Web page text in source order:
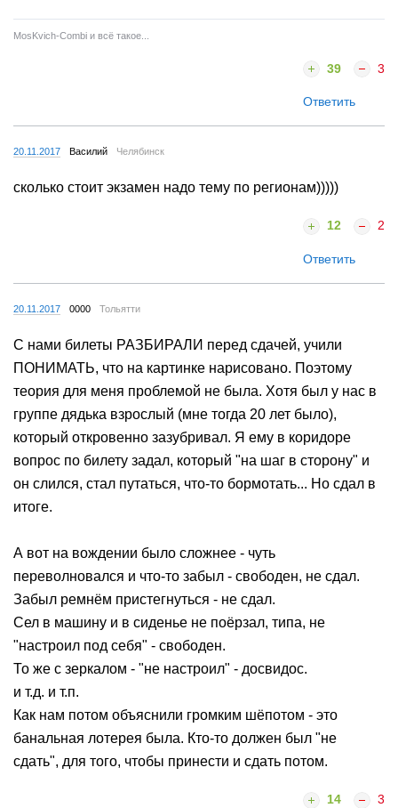
MosKvich-Combi и всё такое...
39 3
Ответить
20.11.2017 Василий Челябинск
сколько стоит экзамен надо тему по регионам)))))
12 2
Ответить
20.11.2017 0000 Тольятти
С нами билеты РАЗБИРАЛИ перед сдачей, учили
ПОНИМАТЬ, что на картинке нарисовано. Поэтому
теория для меня проблемой не была. Хотя был у нас в
группе дядька взрослый (мне тогда 20 лет было),
который откровенно зазубривал. Я ему в коридоре
вопрос по билету задал, который "на шаг в сторону" и
он слился, стал путаться, что-то бормотать... Но сдал в
итоге.
А вот на вождении было сложнее - чуть
переволновался и что-то забыл - свободен, не сдал.
Забыл ремнём пристегнуться - не сдал.
Сел в машину и в сиденье не поёрзал, типа, не
"настроил под себя" - свободен.
То же с зеркалом - "не настроил" - досвидос.
и т.д. и т.п.
Как нам потом объяснили громким шёпотом - это
банальная лотерея была. Кто-то должен был "не
сдать", для того, чтобы принести и сдать потом.
14 3